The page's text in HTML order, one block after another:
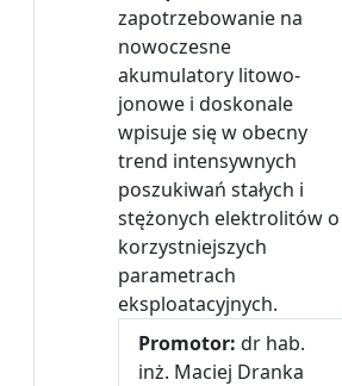
zapotrzebowanie na
nowoczesne
akumulatory litowo-
jonowe i doskonale
wpisuje się w obecny
trend intensywnych
poszukiwań stałych i
stężonych elektrolitów o
korzystniejszych
parametrach
eksploatacyjnych.
Promotor: dr hab.
inż. Maciej Dranka